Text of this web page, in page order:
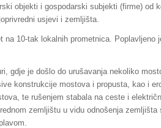
objekti i gospodarski subjekti (firme) od
usjevi i zemljišta.
na 10-tak lokalnih prometnica. Poplavljeno
gdje je došlo do urušavanja nekoliko
konstrukcije mostova i propusta, kao i
te rušenjem stabala na ceste i
zemljištu u vidu odnošenja